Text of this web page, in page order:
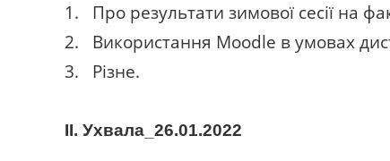
1. Про результати зимової сесії на
2. Використання Moodle в умовах
3. Різне.
ІІ. Ухвала_26.01.2022